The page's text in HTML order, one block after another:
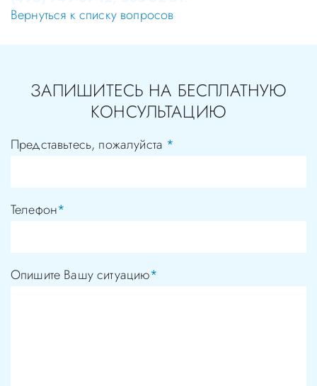
Вернуться к списку вопросов
ЗАПИШИТЕСЬ НА БЕСПЛАТНУЮ
КОНСУЛЬТАЦИЮ
Представьтесь, пожалуйста *
Телефон*
Опишите Вашу ситуацию*